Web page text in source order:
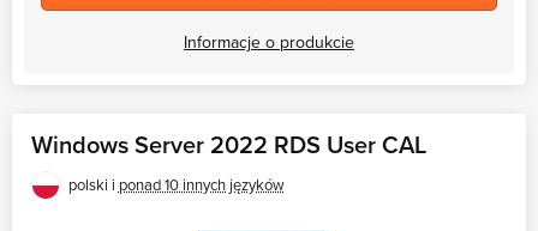
Informacje o produkcie
Windows Server 2022 RDS User CAL
polski i ponad 10 innych języków